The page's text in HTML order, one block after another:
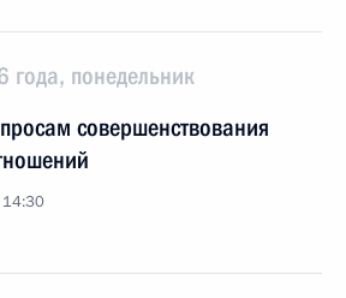
года, понедельник
совершенствования
14:30